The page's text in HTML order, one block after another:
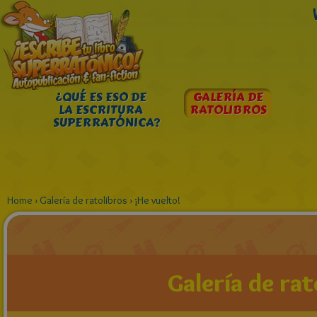
¿QUÉ ES ESO DE
LA ESCRITURA
SUPERRATÓNICA?
GALERÍA DE
RATOLIBROS
Home › Galería de ratolibros › ¡He vuelto!
Galería de